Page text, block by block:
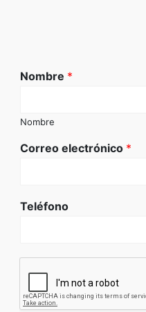
Nombre *
Nombre
Correo electrónico *
Teléfono